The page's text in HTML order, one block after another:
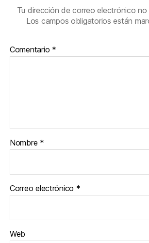
Tu dirección de correo electrónico no
Los campos obligatorios están
Comentario *
Nombre *
Correo electrónico *
Web